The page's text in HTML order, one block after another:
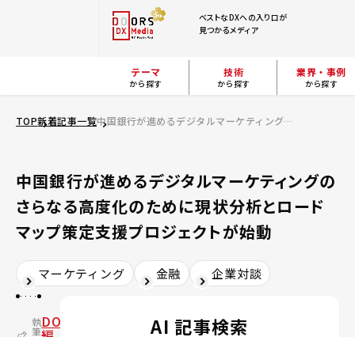
ベストなDXへの入り口が
見つかるメディア
テーマ
から探す
技術
から探す
業界・事例
から探す
TOP新着記事一覧 中国銀行が進めるデジタルマーケティングのさらなる高度化のために――現状分析とロードマップ策定支援プロジェクトが始動
中国銀行が進めるデジタルマーケティングの
さらなる高度化のために――現状分析とロード
マップ策定支援プロジェクトが始動
マーケティング 金融 企業対談
執
筆
DOORS AI 記事検索